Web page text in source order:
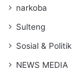
narkoba
Sulteng
Sosial & Politik
NEWS MEDIA